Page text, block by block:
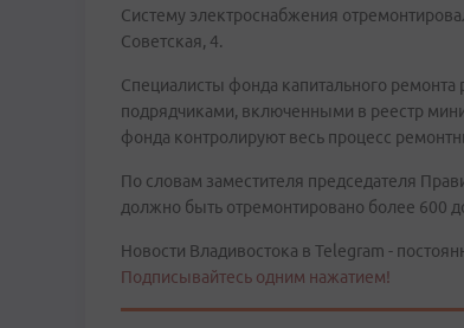
Систему электроснабжения
Советская, 4.
Специалисты фонда капитального
подрядчиками, включенными в реестр
фонда контролируют весь процесс
По словам заместителя председателя
должно быть отремонтировано более 600
Новости Владивостока в Telegram -
Подписывайтесь одним нажатием!